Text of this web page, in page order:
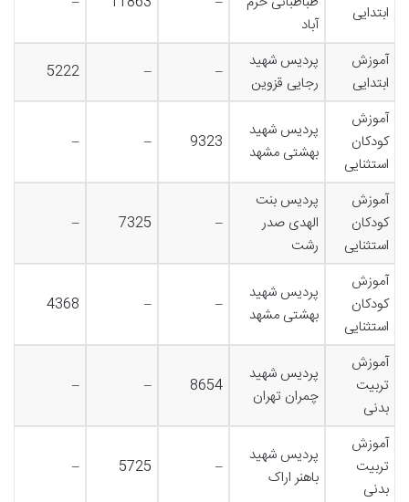
ابتدایی
آباد
آموزش
ابتدایی
پردیس شهید
رجایی قزوین
–
–
5222
آموزش
کودکان
استثنایی
پردیس شهید
بهشتی مشهد
9323
–
–
آموزش
کودکان
استثنایی
پردیس بنت
الهدی صدر
رشت
–
7325
–
آموزش
کودکان
استثنایی
پردیس شهید
بهشتی مشهد
–
–
4368
آموزش
تربیت
بدنی
پردیس شهید
چمران تهران
8654
–
–
آموزش
تربیت
بدنی
پردیس شهید
باهنر اراک
–
5725
–